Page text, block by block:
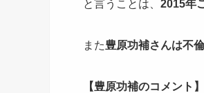
と言うことは、 2015年
また豊原功補さんは不
【豊原功補のコメント】